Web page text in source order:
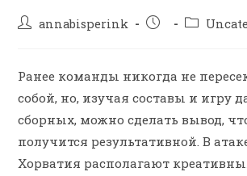
annabisperink
Ранее команды никогда не
собой, но, изучая составы и игру
сборных, можно сделать вывод,
получится результативной. В
Хорватия располагают